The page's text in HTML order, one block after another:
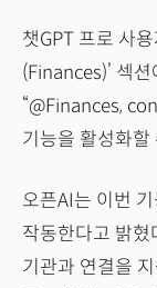
챗GPT 프로 사
(Finances)’ 섹
“@Finances,
기능을 활성화할
오픈AI는 이번
작동한다고 밝
기관과 연결을